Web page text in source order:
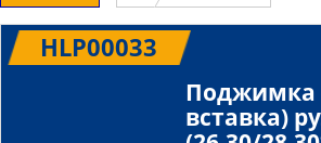
HLP00033
Поджимка
вставка)